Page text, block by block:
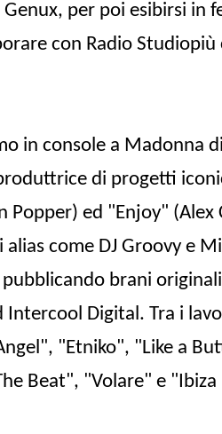
per poi esibirsi in
con Radio Studiopiù
in console a Madonna
di progetti
Popper) ed "Enjoy"
come DJ Groovy e
brani
Intercool Digital. Tra i
"Etniko", "Like a
Beat", "Volare" e